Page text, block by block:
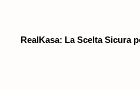
RealKasa: La Scelta Sicura